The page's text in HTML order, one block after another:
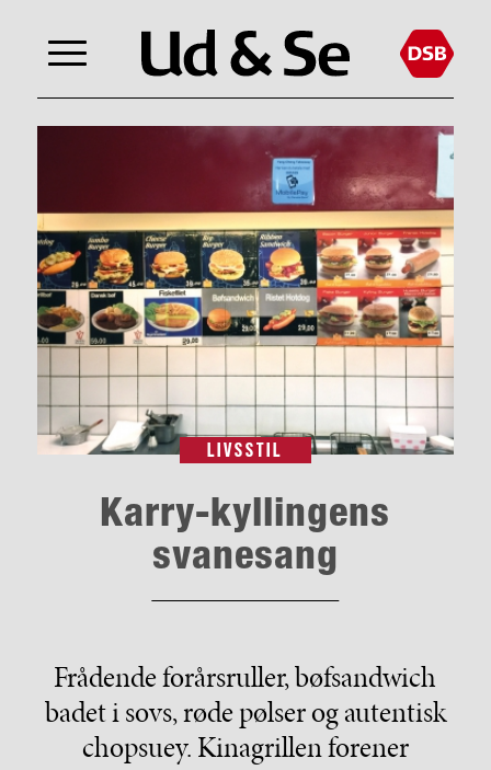
LIVSSTIL
Karry-kyllingens
svanesang
Frådende forårsruller, bøfsandwich
badet i sovs, røde pølser og autentisk
chopsuey. Kinagrillen forener